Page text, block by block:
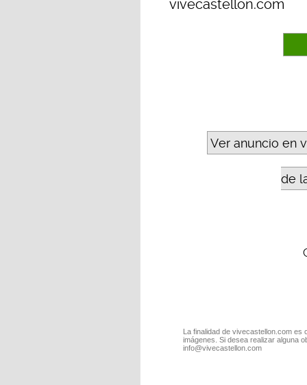
vivecastellon.com
Ver anuncio en
de
La finalidad de vivecastellon.com
imágenes. Si desea realizar alguna
info@vivecastellon.com